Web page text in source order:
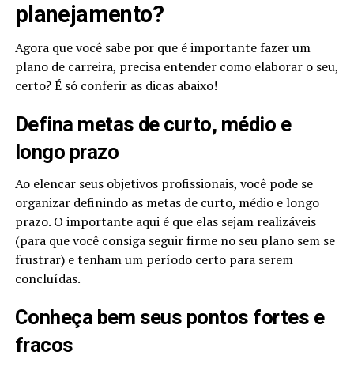
planejamento?
Agora que você sabe por que é importante fazer um
plano de carreira, precisa entender como elaborar o seu,
certo? É só conferir as dicas abaixo!
Defina metas de curto, médio e
longo prazo
Ao elencar seus objetivos profissionais, você pode se
organizar definindo as metas de curto, médio e longo
prazo. O importante aqui é que elas sejam realizáveis
(para que você consiga seguir firme no seu plano sem se
frustrar) e tenham um período certo para serem
concluídas.
Conheça bem seus pontos fortes e
fracos